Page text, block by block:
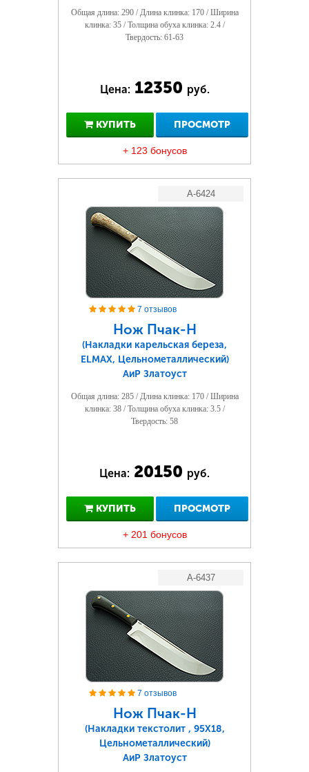
Общая длина: 290 / Длина клинка: 170 / Ширина
клинка: 35 / Толщина обуха клинка: 2.4 /
Твердость: 61-63
Цена: 12350 руб.
КУПИТЬ ПРОСМОТР
+ 123 бонусов
A-6424
7 отзывов
Нож Пчак-Н
(Накладки карельская береза,
ELMAX, Цельнометаллический)
АиР Златоуст
Общая длина: 285 / Длина клинка: 170 / Ширина
клинка: 38 / Толщина обуха клинка: 3.5 /
Твердость: 58
Цена: 20150 руб.
КУПИТЬ ПРОСМОТР
+ 201 бонусов
A-6437
7 отзывов
Нож Пчак-Н
(Накладки текстолит , 95Х18,
Цельнометаллический)
АиР Златоуст